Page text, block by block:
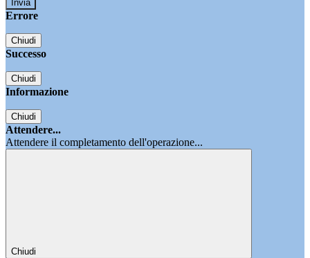
Errore
Chiudi
Successo
Chiudi
Informazione
Chiudi
Attendere...
Attendere il completamento dell'operazione...
Chiudi